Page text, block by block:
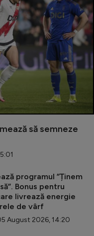
să semneze
programul ”Ținem
Bonus pentru
livrează energie
de vârf
August 2026, 14:20